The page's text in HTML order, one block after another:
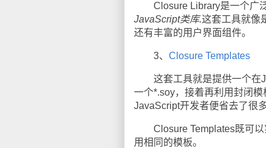
Closure Library是一个广泛
JavaScript类库.这套工具就像
还有丰富的用户界面组件。
3、 Closure Templates
这套工具就是提供一个在
一个*.soy，接着再利用封闭
JavaScript开发者便省去了很
Closure Templates既可以
用相同的模板。